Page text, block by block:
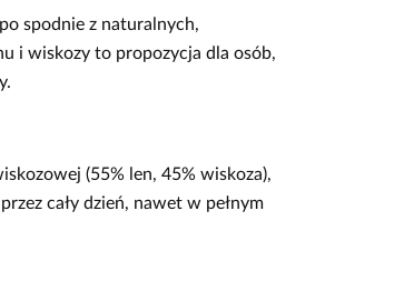
spodnie z naturalnych,
i wiskozy to propozycja dla osób,
(55% len, 45% wiskoza),
cały dzień, nawet w pełnym